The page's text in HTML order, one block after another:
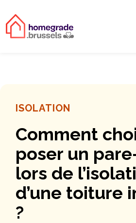
ISOLATION
Comment
poser un
lors de
d’une toiture
?